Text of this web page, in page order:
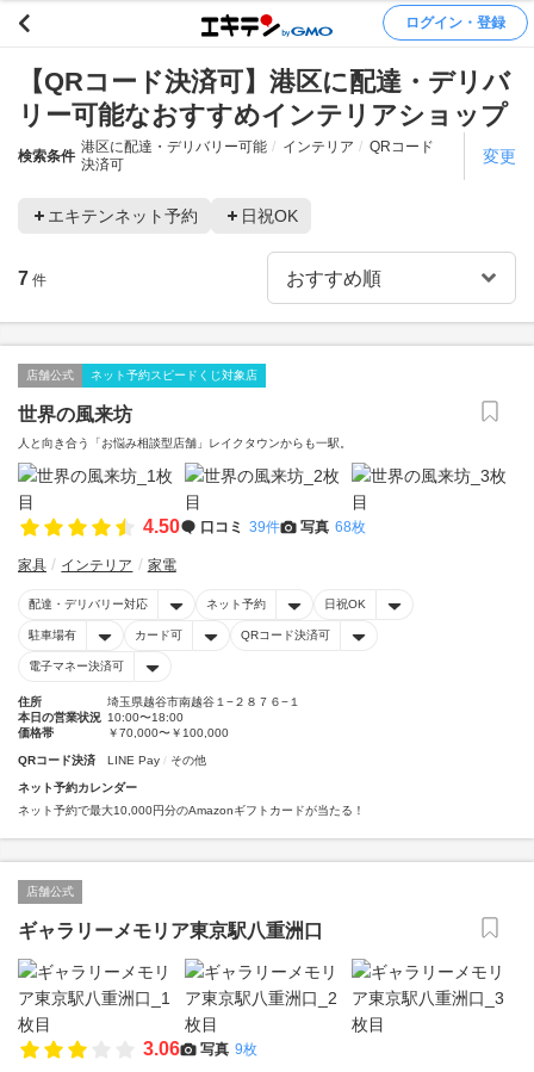
ログイン・登録
【QRコード決済可】港区に配達・デリバ
リー可能なおすすめインテリアショップ
検索条件
港区に配達・デリバリー可能 インテリア
QRコード
決済可
変更
エキテンネット予約 日祝OK
7 件
店舗公式 ネット予約スピードくじ対象店
世界の風来坊
人と向き合う「お悩み相談型店舗」レイクタウンからも一駅。
4.50 口コミ 39件 写真 68枚
家具 インテリア 家電
配達・デリバリー対応 ネット予約 日祝OK
駐車場有 カード可 QRコード決済可
電子マネー決済可
住所
埼玉県越谷市南越谷１−２８７６−１
本日の営業状況 10:00〜18:00
価格帯
￥70,000〜￥100,000
QRコード決済 LINE Pay その他
ネット予約カレンダー
ネット予約で最大10,000円分のAmazonギフトカードが当たる！
店舗公式
ギャラリーメモリア東京駅八重洲口
3.06 写真 9枚